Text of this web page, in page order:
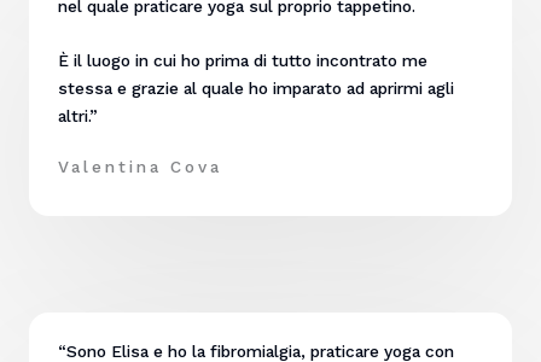
nel quale praticare yoga sul proprio tappetino.
È il luogo in cui ho prima di tutto incontrato me
stessa e grazie al quale ho imparato ad aprirmi agli
altri.”
Valentina Cova
“Sono Elisa e ho la fibromialgia, praticare yoga con